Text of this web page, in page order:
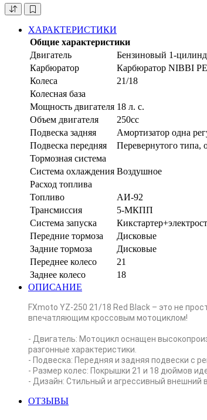
ХАРАКТЕРИСТИКИ
Общие характеристики
Двигатель
Бензиновый 1-
Карбюратор
Карбюратор NIBBI
Колеса
21/18
Колесная база
Мощность двигателя 18 л. с.
Объем двигателя
250cc
Подвеска задняя
Амортизатор одна
Подвеска передняя
Перевернутого типа,
Тормозная система
Система охлаждения Воздушное
Расход топлива
Топливо
АИ-92
Трансмиссия
5-МКПП
Система запуска
Передние тормоза
Дисковые
Задние тормоза
Дисковые
Переднее колесо
21
Заднее колесо
18
ОПИСАНИЕ
FXmoto YZ-250 21/18 Red Black – это не
впечатляющим кроссовым мотоциклом!
- Двигатель: Мотоцикл оснащен
разгонные характеристики.
- Подвеска: Передняя и задняя подвески с
- Размер колес: Покрышки 21 и 18 дюймов
- Дизайн: Стильный и агрессивный внешний
ОТЗЫВЫ